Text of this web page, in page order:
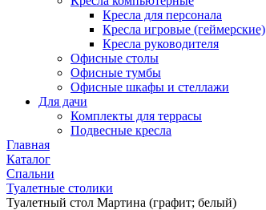
Кресла для персонала
Кресла игровые (геймерские)
Кресла руководителя
Офисные столы
Офисные тумбы
Офисные шкафы и стеллажи
Для дачи
Комплекты для террасы
Подвесные кресла
Главная
Каталог
Спальни
Туалетные столики
Туалетный стол Мартина (графит; белый)